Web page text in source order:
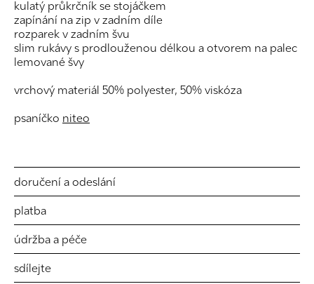
kulatý průkrčník se stojáčkem
zapínání na zip v zadním díle
rozparek v zadním švu
slim rukávy s prodlouženou délkou a otvorem na palec
lemované švy
vrchový materiál 50% polyester, 50% viskóza
psaníčko niteo
doručení a odeslání
platba
údržba a péče
sdílejte